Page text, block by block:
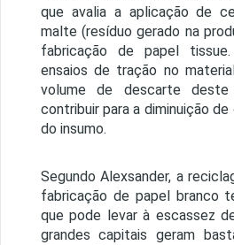
que avalia a aplicação de
malte (resíduo gerado na
fabricação de papel
ensaios de tração no
volume de descarte
contribuir para a diminuição
do insumo.
Segundo Alexsander, a
fabricação de papel branco
que pode levar à escassez
grandes capitais geram